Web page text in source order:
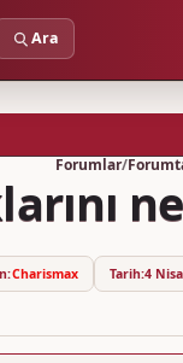
Ara
Forumlar/
Charismax Tarih:4